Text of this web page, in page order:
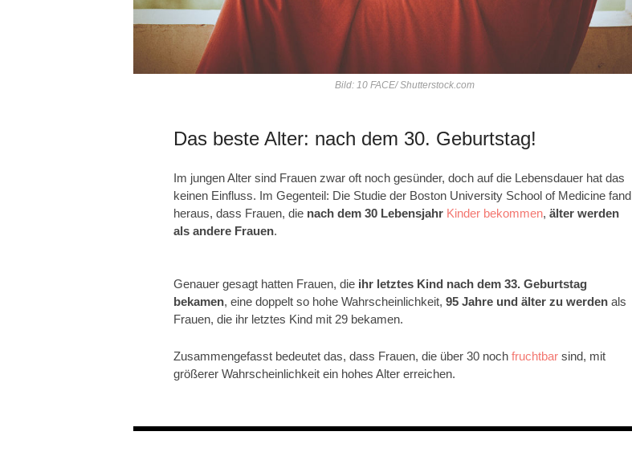
Bild: 10 FACE/ Shutterstock.com
Das beste Alter: nach dem 30. Geburtstag!
Im jungen Alter sind Frauen zwar oft noch gesünder, doch auf die Lebensdauer hat das
keinen Einfluss. Im Gegenteil: Die Studie der Boston University School of Medicine fand
heraus, dass Frauen, die nach dem 30 Lebensjahr Kinder bekommen, älter werden
als andere Frauen.
Genauer gesagt hatten Frauen, die ihr letztes Kind nach dem 33. Geburtstag
bekamen, eine doppelt so hohe Wahrscheinlichkeit, 95 Jahre und älter zu werden als
Frauen, die ihr letztes Kind mit 29 bekamen.
Zusammengefasst bedeutet das, dass Frauen, die über 30 noch fruchtbar sind, mit
größerer Wahrscheinlichkeit ein hohes Alter erreichen.